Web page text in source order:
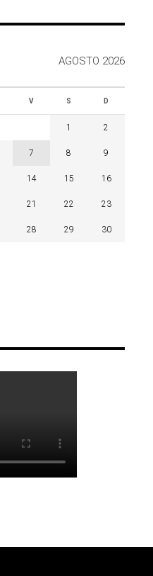
AGOSTO 2026
V S D
1 2
7 8 9
14 15 16
21 22 23
28 29 30